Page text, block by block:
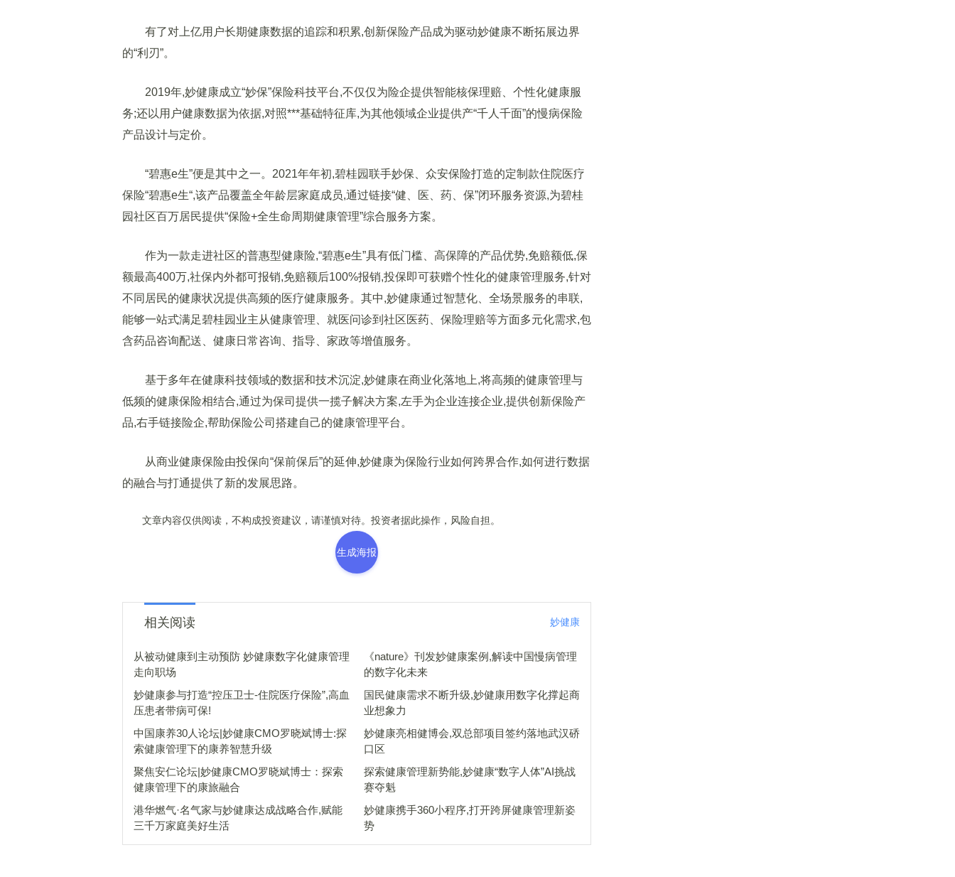
有了对上亿用户长期健康数据的追踪和积累,创新保险产品成为驱动妙健康不断拓展边界
的“利刃”。
2019年,妙健康成立“妙保”保险科技平台,不仅仅为险企提供智能核保理赔、个性化健康服
务;还以用户健康数据为依据,对照***基础特征库,为其他领域企业提供产“千人千面”的慢病保险
产品设计与定价。
“碧惠e生”便是其中之一。2021年年初,碧桂园联手妙保、众安保险打造的定制款住院医疗
保险“碧惠e生“,该产品覆盖全年龄层家庭成员,通过链接“健、医、药、保”闭环服务资源,为碧桂
园社区百万居民提供“保险+全生命周期健康管理”综合服务方案。
作为一款走进社区的普惠型健康险,“碧惠e生”具有低门槛、高保障的产品优势,免赔额低,保
额最高400万,社保内外都可报销,免赔额后100%报销,投保即可获赠个性化的健康管理服务,针对
不同居民的健康状况提供高频的医疗健康服务。其中,妙健康通过智慧化、全场景服务的串联,
能够一站式满足碧桂园业主从健康管理、就医问诊到社区医药、保险理赔等方面多元化需求,包
含药品咨询配送、健康日常咨询、指导、家政等增值服务。
基于多年在健康科技领域的数据和技术沉淀,妙健康在商业化落地上,将高频的健康管理与
低频的健康保险相结合,通过为保司提供一揽子解决方案,左手为企业连接企业,提供创新保险产
品,右手链接险企,帮助保险公司搭建自己的健康管理平台。
从商业健康保险由投保向“保前保后”的延伸,妙健康为保险行业如何跨界合作,如何进行数据
的融合与打通提供了新的发展思路。
文章内容仅供阅读，不构成投资建议，请谨慎对待。投资者据此操作，风险自担。
生成海报
相关阅读 妙健康
从被动健康到主动预防 妙健康数字化健康管理
走向职场
《nature》刊发妙健康案例,解读中国慢病管理
的数字化未来
妙健康参与打造“控压卫士-住院医疗保险”,高血
压患者带病可保!
国民健康需求不断升级,妙健康用数字化撑起商
业想象力
中国康养30人论坛|妙健康CMO罗晓斌博士:探
索健康管理下的康养智慧升级
妙健康亮相健博会,双总部项目签约落地武汉硚
口区
聚焦安仁论坛|妙健康CMO罗晓斌博士：探索
健康管理下的康旅融合
探索健康管理新势能,妙健康“数字人体”AI挑战
赛夺魁
港华燃气·名气家与妙健康达成战略合作,赋能
三千万家庭美好生活
妙健康携手360小程序,打开跨屏健康管理新姿
势